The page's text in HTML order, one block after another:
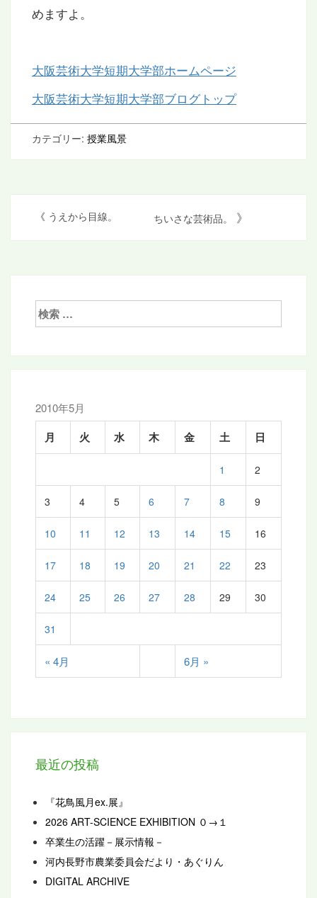
めますよ。
大阪芸術大学短期大学部ホームページ
大阪芸術大学短期大学部ブログトップ
カテゴリー: 授業風景
《 うえから目線。 ちいさな芸術品。 》
検
索:
2010年5月
月 火 水 木 金 土 日
« 4月 6月 »
1 2
3 4 5 6 7 8 9
10 11 12 13 14 15 16
17 18 19 20 21 22 23
24 25 26 27 28 29 30
31
最近の投稿
『花鳥風月ex.展』
2026 ART-SCIENCE EXHIBITION ０→１
卒業生の活躍－展示情報－
河内長野市農業委員会だより・あぐりん
DIGITAL ARCHIVE